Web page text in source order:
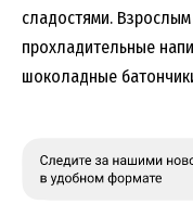
сладостями.
прохладительные
шоколадные